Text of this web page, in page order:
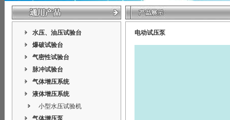
水压、油压试验台
爆破试验台
气密性试验台
脉冲试验台
气体增压系统
液体增压系统
小型水压试验机
气体增压泵
电动试压泵